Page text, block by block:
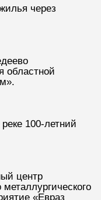
через
областной
100-летний
центр
«Евраз